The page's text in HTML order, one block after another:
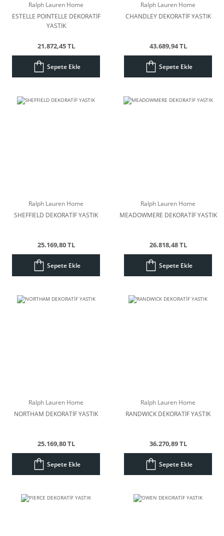
Ralph Lauren Home
ESTELLE POINTELLE DEKORATİF
YASTIK
21.872,45 TL
Sepete Ekle
Ralph Lauren Home
CHANDLEY DEKORATİF YASTIK
43.689,94 TL
Sepete Ekle
Ralph Lauren Home
SHEFFIELD DEKORATİF YASTIK
25.169,80 TL
Sepete Ekle
Ralph Lauren Home
MEADOWMERE DEKORATİF YASTIK
26.818,48 TL
Sepete Ekle
Ralph Lauren Home
NORTHAM DEKORATİF YASTIK
25.169,80 TL
Sepete Ekle
Ralph Lauren Home
RANDWICK DEKORATİF YASTIK
36.270,89 TL
Sepete Ekle